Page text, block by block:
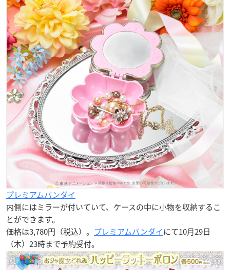
プレミアムバンダイ
内側にはミラーが付いていて、ケースの中に小物を収納するこ
とができます。
価格は3,780円（税込）。 プレミアムバンダイにて10月29日
（木）23時まで予約受付。